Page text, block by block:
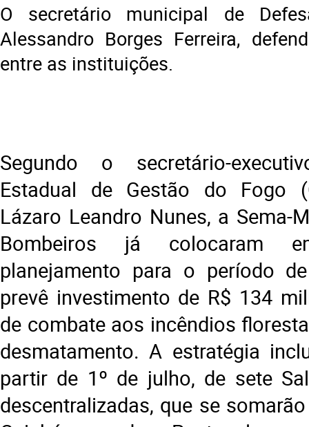
O secretário municipal de
Alessandro Borges Ferreira,
entre as instituições.
Segundo o secretário-
Estadual de Gestão do Fogo
Lázaro Leandro Nunes, a Sema-
Bombeiros já colocaram
planejamento para o período
prevê investimento de R$ 134
de combate aos incêndios
desmatamento. A estratégia
partir de 1º de julho, de sete
descentralizadas, que se